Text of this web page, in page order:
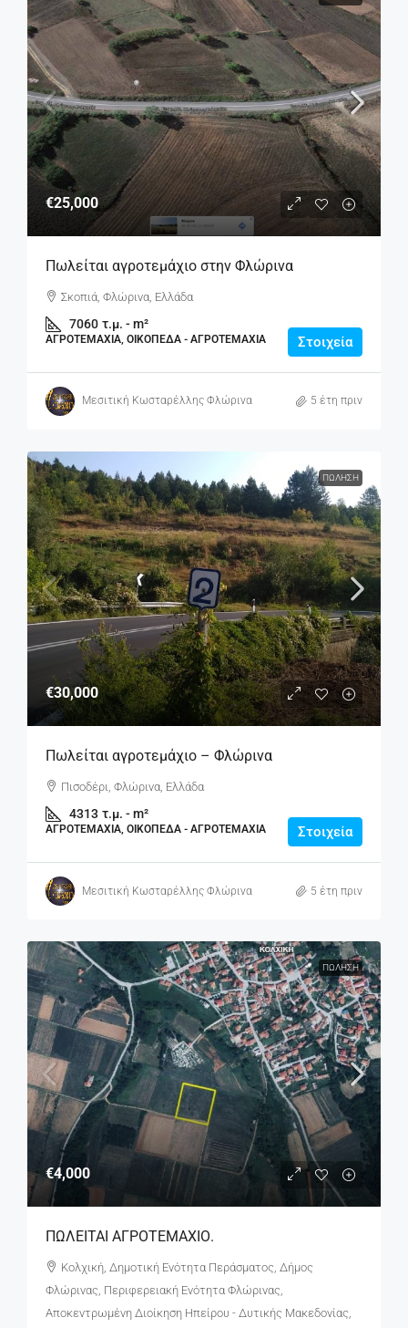
€25,000
Πωλείται αγροτεμάχιο στην Φλώρινα
Σκοπιά, Φλώρινα, Ελλάδα
7060 τ.μ. - m²
ΑΓΡΟΤΕΜΆΧΙΑ, ΟΙΚΌΠΕΔΑ - ΑΓΡΟΤΕΜΆΧΙΑ Στοιχεία
Μεσιτική Κωσταρέλλης Φλώρινα 5 έτη πριν
ΠΏΛΗΣΗ
€30,000
Πωλείται αγροτεμάχιο – Φλώρινα
Πισοδέρι, Φλώρινα, Ελλάδα
4313 τ.μ. - m²
ΑΓΡΟΤΕΜΆΧΙΑ, ΟΙΚΌΠΕΔΑ - ΑΓΡΟΤΕΜΆΧΙΑ Στοιχεία
Μεσιτική Κωσταρέλλης Φλώρινα 5 έτη πριν
ΠΏΛΗΣΗ
€4,000
ΠΩΛΕΙΤΑΙ ΑΓΡΟΤΕΜΑΧΙΟ.
Κολχική, Δημοτική Ενότητα Περάσματος, Δήμος
Φλώρινας, Περιφερειακή Ενότητα Φλώρινας,
Αποκεντρωμένη Διοίκηση Ηπείρου - Δυτικής Μακεδονίας,